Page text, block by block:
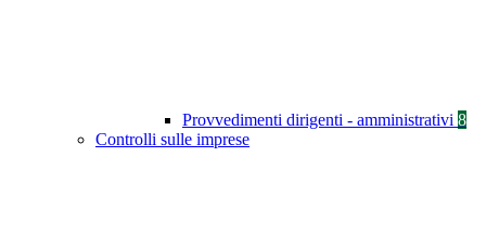
Provvedimenti dirigenti - amministrativi 8
Controlli sulle imprese